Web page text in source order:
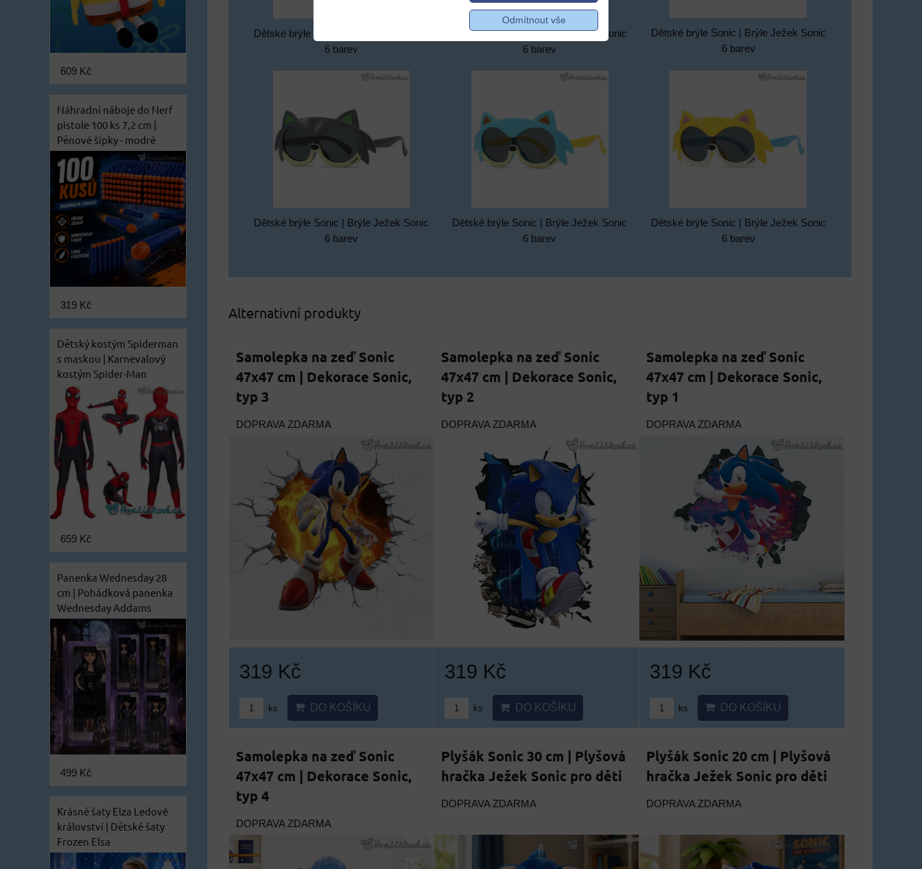
Dětské brýle Sonic | Brýle Ježek Sonic
6 barev
Dětské brýle Sonic | Brýle Ježek Sonic
6 barev
Dětské brýle Sonic | Brýle Ježek Sonic
6 barev
Dětské brýle Sonic | Brýle Ježek Sonic
6 barev
Dětské brýle Sonic | Brýle Ježek Sonic
6 barev
Dětské brýle Sonic | Brýle Ježek Sonic
6 barev
Alternativní produkty
Samolepka na zeď Sonic
47x47 cm | Dekorace Sonic,
typ 3
DOPRAVA ZDARMA
319 Kč
ks DO KOŠÍKU
Samolepka na zeď Sonic
47x47 cm | Dekorace Sonic,
typ 2
DOPRAVA ZDARMA
319 Kč
ks DO KOŠÍKU
Samolepka na zeď Sonic
47x47 cm | Dekorace Sonic,
typ 1
DOPRAVA ZDARMA
319 Kč
ks DO KOŠÍKU
Samolepka na zeď Sonic
47x47 cm | Dekorace Sonic,
typ 4
DOPRAVA ZDARMA
Plyšák Sonic 30 cm | Plyšová
hračka Ježek Sonic pro děti
DOPRAVA ZDARMA
Plyšák Sonic 20 cm | Plyšová
hračka Ježek Sonic pro děti
DOPRAVA ZDARMA
609 Kč
Náhradní náboje do Nerf
pistole 100 ks 7,2 cm |
Pěnové šipky - modré
319 Kč
Dětský kostým Spiderman
s maskou | Karnevalový
kostým Spider-Man
659 Kč
Panenka Wednesday 28
cm | Pohádková panenka
Wednesday Addams
499 Kč
Krásné šaty Elza Ledové
království | Dětské šaty
Frozen Elsa
Odmítnout vše